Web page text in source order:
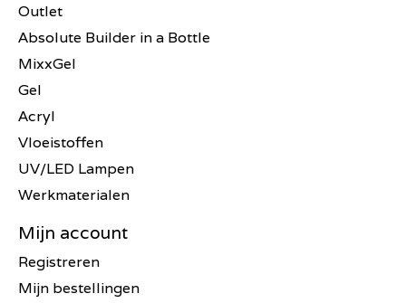
Outlet
Absolute Builder in a Bottle
MixxGel
Gel
Acryl
Vloeistoffen
UV/LED Lampen
Werkmaterialen
Mijn account
Registreren
Mijn bestellingen